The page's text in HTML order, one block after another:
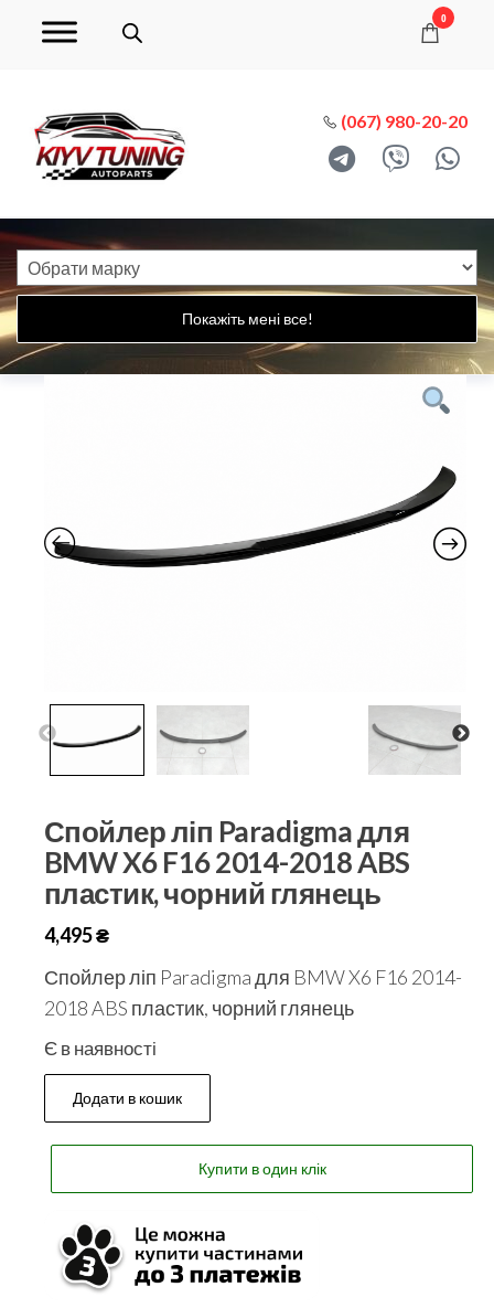
0
(067) 980-20-20
Покажіть мені все!
Спойлер ліп Paradigma для
BMW X6 F16 2014-2018 ABS
пластик, чорний глянець
4,495₴
Спойлер ліп Paradigma для BMW X6 F16 2014-
2018 ABS пластик, чорний глянець
Є в наявності
Додати в кошик
Купити в один клік